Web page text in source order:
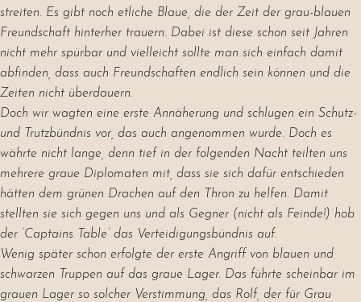
streiten. Es gibt noch etliche Blaue, die der Zeit der grau-blauen
Freundschaft hinterher trauern. Dabei ist diese schon seit Jahren
nicht mehr spürbar und vielleicht sollte man sich einfach damit
abfinden, dass auch Freundschaften endlich sein können und die
Zeiten nicht überdauern.
Doch wir wagten eine erste Annäherung und schlugen ein Schutz-
und Trutzbündnis vor, das auch angenommen wurde. Doch es
währte nicht lange, denn tief in der folgenden Nacht teilten uns
mehrere graue Diplomaten mit, dass sie sich dafür entschieden
hätten dem grünen Drachen auf den Thron zu helfen. Damit
stellten sie sich gegen uns und als Gegner (nicht als Feinde!) hob
der ‘Captains Table’ das Verteidigungsbündnis auf.
Wenig später schon erfolgte der erste Angriff von blauen und
schwarzen Truppen auf das graue Lager. Das führte scheinbar im
grauen Lager so solcher Verstimmung, das Rolf, der für Grau